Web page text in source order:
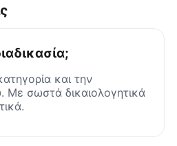
και την
Με σωστά δικαιολογητικά